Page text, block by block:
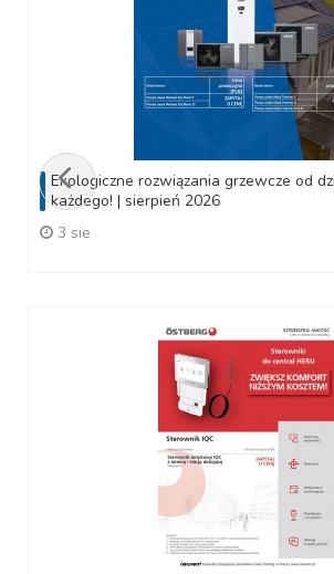
Ekologiczne rozwiązania grzewcze od
każdego! | sierpień 2026
3 sie